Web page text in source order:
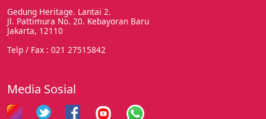
Gedung Heritage. Lantai 2.
Jl. Pattimura No. 20. Kebayoran Baru
Jakarta, 12110
Telp / Fax : 021 27515842
Media Sosial